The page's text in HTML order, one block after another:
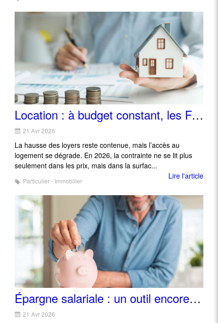
Location : à budget constant, les Français perdent des mètres carrés
21 Avr 2026
La hausse des loyers reste contenue, mais l’accès au
logement se dégrade. En 2026, la contrainte ne se lit plus
seulement dans les prix, mais dans la surfac...
Lire l'article
Particulier - Immobilier
Épargne salariale : un outil encore trop peu transformé en stratégie
21 Avr 2026